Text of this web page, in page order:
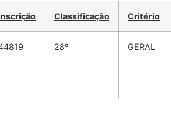
Classificação Critério
28º GERAL